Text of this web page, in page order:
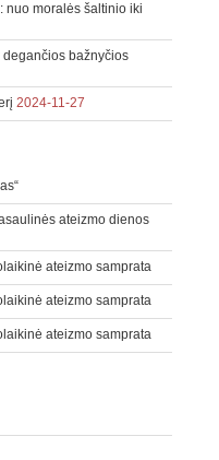
nuo moralės šaltinio iki
bažnyčios
2024-11-27
ateizmo dienos
ateizmo samprata
ateizmo samprata
ateizmo samprata